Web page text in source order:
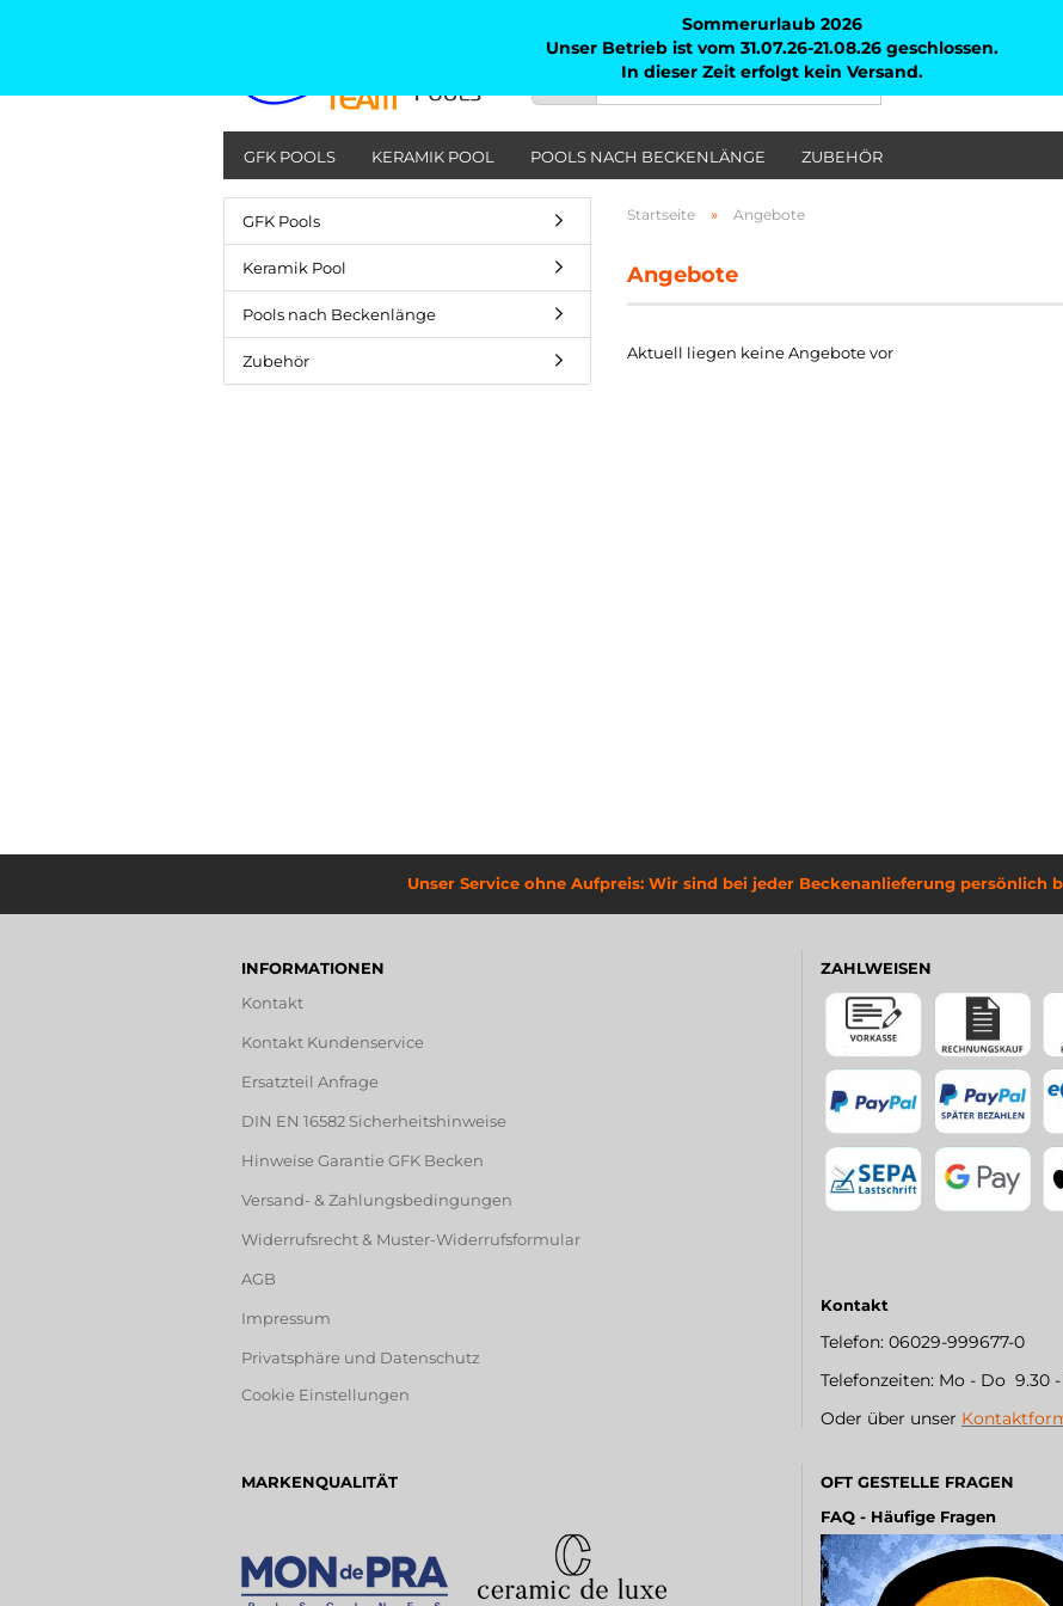
Suche...
Sommerurlaub 2026
Unser Betrieb ist vom 31.07.26-21.08.26 geschlossen.
In dieser Zeit erfolgt kein Versand.
GFK POOLS KERAMIK POOL POOLS NACH BECKENLÄNGE ZUBEHÖR
Startseite » Angebote
Angebote
Aktuell liegen keine Angebote vor
GFK Pools
Keramik Pool
Pools nach Beckenlänge
Zubehör
Unser Service ohne Aufpreis: Wir sind bei jeder Beckenanlieferung persönlich
INFORMATIONEN
Kontakt
Kontakt Kundenservice
Ersatzteil Anfrage
DIN EN 16582 Sicherheitshinweise
Hinweise Garantie GFK Becken
Versand- & Zahlungsbedingungen
Widerrufsrecht & Muster-Widerrufsformular
AGB
Impressum
Privatsphäre und Datenschutz
Cookie Einstellungen
ZAHLWEISEN
Kontakt
Telefon: 06029-999677-0
Telefonzeiten: Mo - Do 9.30 -
Oder über unser
MARKENQUALITÄT
OFT GESTELLE FRAGEN
FAQ - Häufige Fragen